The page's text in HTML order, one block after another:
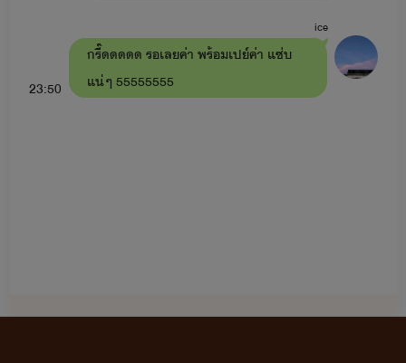
อ้อนรักแด๊ดดี้ขา: พายุ x หนูบัว มีลูกคือ ใยบัว สายฟ้า วายุ
(ในเรื่องจะมีเรื่อง ลวงรัก : พัฒน์ x ไข่มุก)
นางบำเรอ: ชาร์ล x ของขวัญ มีลูกคือ เจ้าขา ขุนพล เจ้าหญิง
ice
23:50
กรี๊ดดดดด รอเลยค่า พร้อมเปย์ค่า แซ่บ
แน่ๆ 55555555